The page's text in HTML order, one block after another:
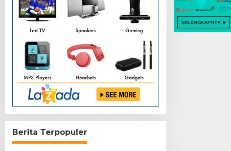
Berita Terpopuler